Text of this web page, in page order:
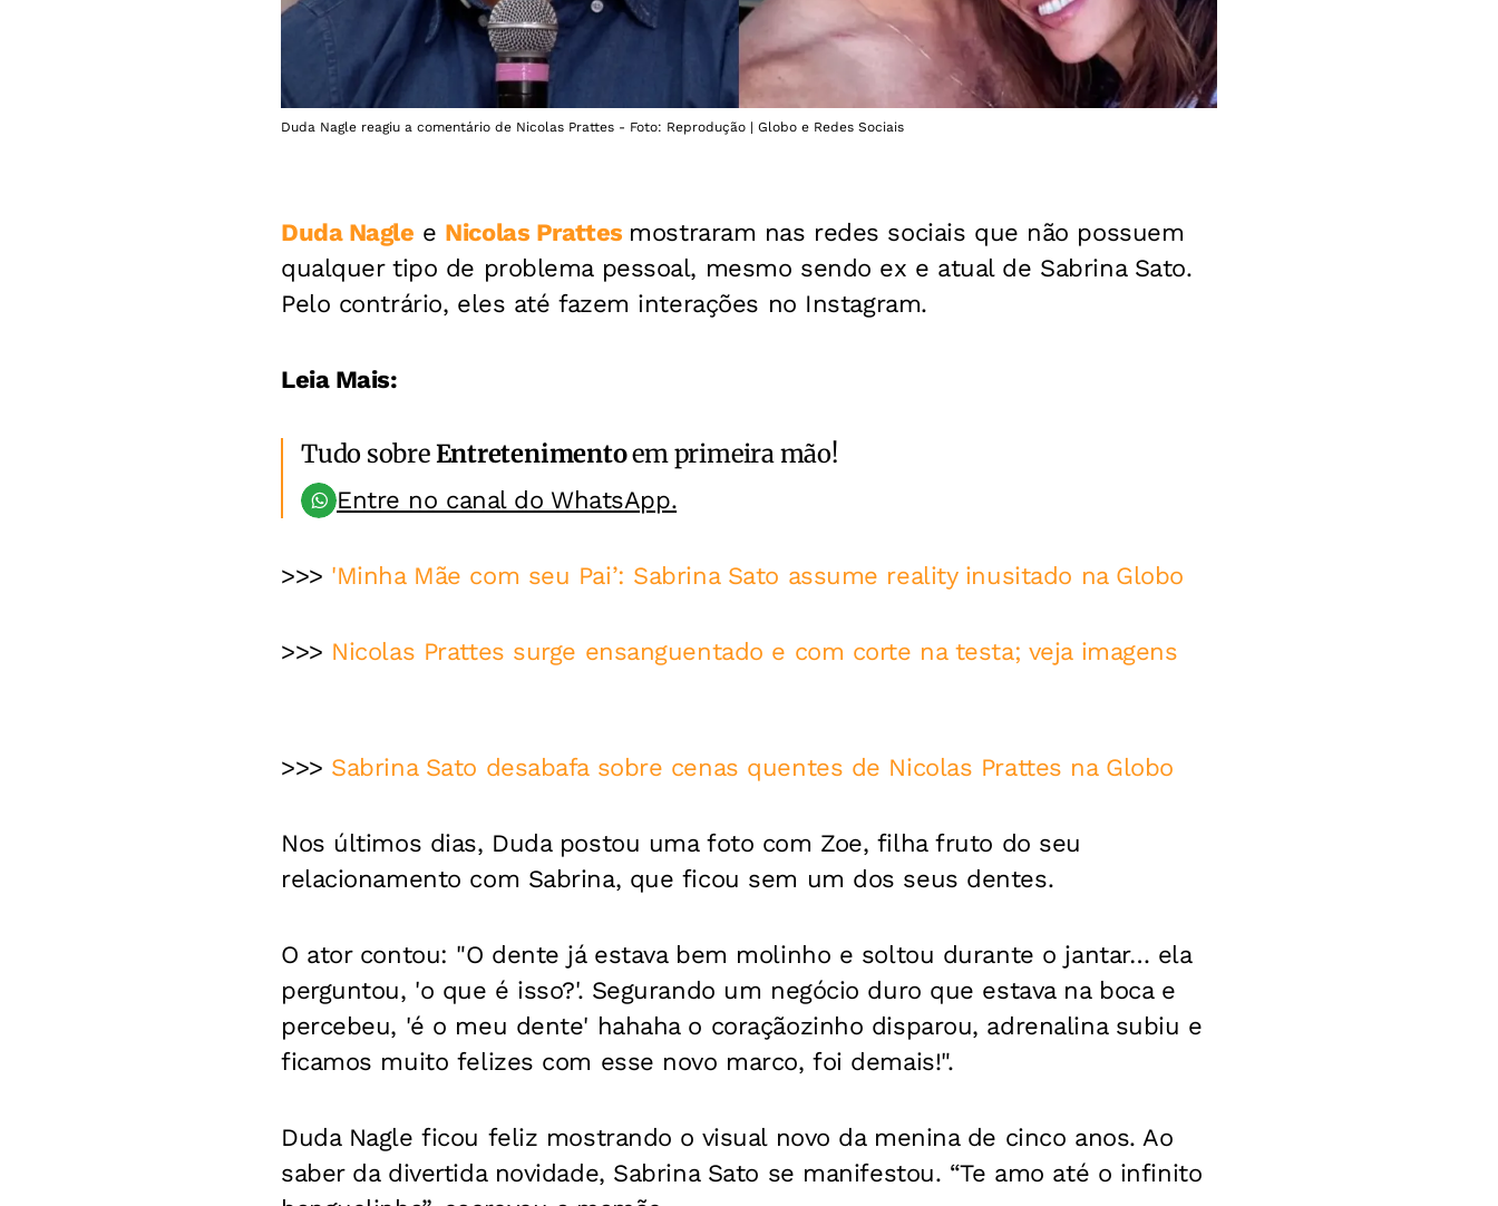
Duda Nagle reagiu a comentário de Nicolas Prattes - Foto: Reprodução | Globo e Redes Sociais
Duda Nagle e Nicolas Prattes mostraram nas redes sociais que não possuem
qualquer tipo de problema pessoal, mesmo sendo ex e atual de Sabrina Sato.
Pelo contrário, eles até fazem interações no Instagram.
Leia Mais:
Tudo sobreEntretenimentoem primeira mão!
Entre no canal do WhatsApp.
>>> 'Minha Mãe com seu Pai’: Sabrina Sato assume reality inusitado na Globo
>>> Nicolas Prattes surge ensanguentado e com corte na testa; veja imagens
>>> Sabrina Sato desabafa sobre cenas quentes de Nicolas Prattes na Globo
Nos últimos dias, Duda postou uma foto com Zoe, filha fruto do seu
relacionamento com Sabrina, que ficou sem um dos seus dentes.
O ator contou: "O dente já estava bem molinho e soltou durante o jantar… ela
perguntou, 'o que é isso?'. Segurando um negócio duro que estava na boca e
percebeu, 'é o meu dente' hahaha o coraçãozinho disparou, adrenalina subiu e
ficamos muito felizes com esse novo marco, foi demais!".
Duda Nagle ficou feliz mostrando o visual novo da menina de cinco anos. Ao
saber da divertida novidade, Sabrina Sato se manifestou. “Te amo até o infinito